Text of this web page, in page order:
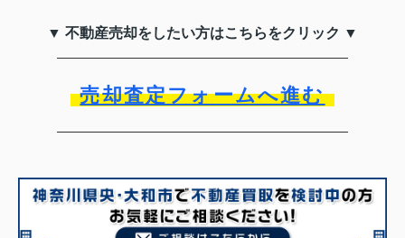
▼ 不動産売却をしたい方はこちらをクリック ▼
売却査定フォームへ進む